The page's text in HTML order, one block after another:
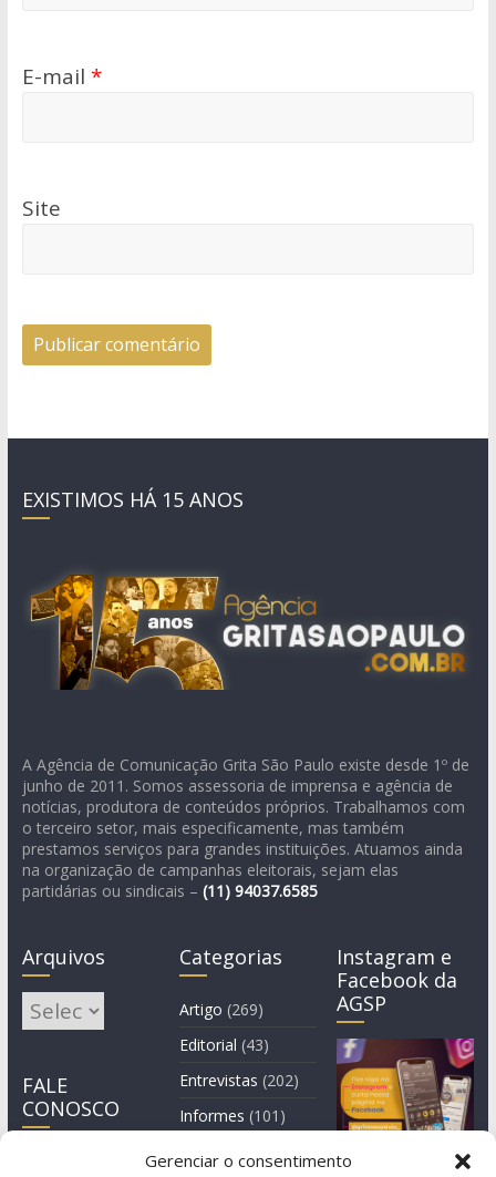
Gerenciar o consentimento
E-mail *
Site
EXISTIMOS HÁ 15 ANOS
A Agência de Comunicação Grita São Paulo existe desde 1º de
junho de 2011. Somos assessoria de imprensa e agência de
notícias, produtora de conteúdos próprios. Trabalhamos com
o terceiro setor, mais especificamente, mas também
prestamos serviços para grandes instituições. Atuamos ainda
na organização de campanhas eleitorais, sejam elas
partidárias ou sindicais – (11) 94037.6585
Arquivos
Arquivos
FALE
CONOSCO
Categorias
Artigo (269)
Editorial (43)
Entrevistas (202)
Informes (101)
Instagram e
Facebook da
AGSP